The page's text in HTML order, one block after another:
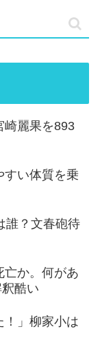
崎麗果を893
すい体質を乗
誰？文春砲待
亡か。何があ
酷い
！」柳家小は